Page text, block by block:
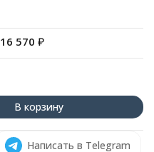
16 570 ₽
В корзину
Написать в Telegram